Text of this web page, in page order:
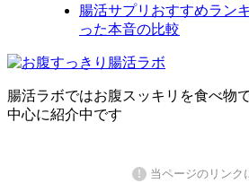
腸活サプリおすすめラン
った本音の比較
腸活ラボではお腹スッキリを食べ物
中心に紹介中です
! 当ページのリンク